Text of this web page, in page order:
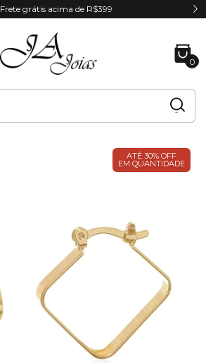
Frete grátis acima de R$399
0
ATÉ 30% OFF
EM QUANTIDADE